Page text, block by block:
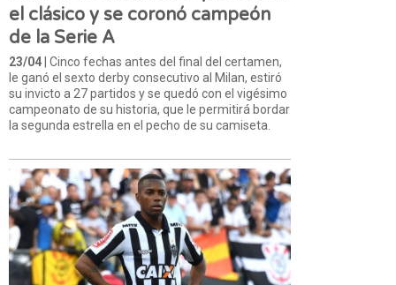
el clásico y se coronó campeón
de la Serie A
23/04 | Cinco fechas antes del final del certamen,
le ganó el sexto derby consecutivo al Milan, estiró
su invicto a 27 partidos y se quedó con el vigésimo
campeonato de su historia, que le permitirá bordar
la segunda estrella en el pecho de su camiseta.